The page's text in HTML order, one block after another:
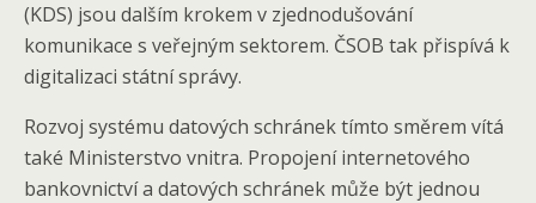
(KDS) jsou dalším krokem v zjednodušování
komunikace s veřejným sektorem. ČSOB tak přispívá k
digitalizaci státní správy.
Rozvoj systému datových schránek tímto směrem vítá
také Ministerstvo vnitra. Propojení internetového
bankovnictví a datových schránek může být jednou